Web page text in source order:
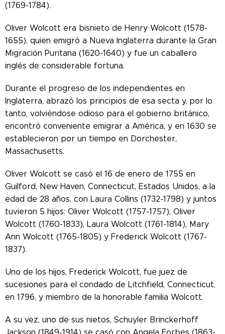
(1769-1784).
Oliver Wolcott era bisnieto de Henry Wolcott (1578-
1655), quien emigró a Nueva Inglaterra durante la Gran
Migración Puritana (1620-1640) y fue un caballero
inglés de considerable fortuna.
Durante el progreso de los independientes en
Inglaterra, abrazó los principios de esa secta y, por lo
tanto, volviéndose odioso para el gobierno británico,
encontró conveniente emigrar a América, y en 1630 se
establecieron por un tiempo en Dorchester,
Massachusetts.
Oliver Wolcott se casó el 16 de enero de 1755 en
Guilford, New Haven, Connecticut, Estados Unidos, a la
edad de 28 años, con Laura Collins (1732-1798) y juntos
tuvieron 5 hijos: Oliver Wolcott (1757-1757), Oliver
Wolcott (1760-1833), Laura Wolcott (1761-1814), Mary
Ann Wolcott (1765-1805) y Frederick Wolcott (1767-
1837).
Uno de los hijos, Frederick Wolcott, fue juez de
sucesiones para el condado de Litchfield, Connecticut,
en 1796, y miembro de la honorable familia Wolcott.
A su vez, uno de sus nietos, Schuyler Brinckerhoff